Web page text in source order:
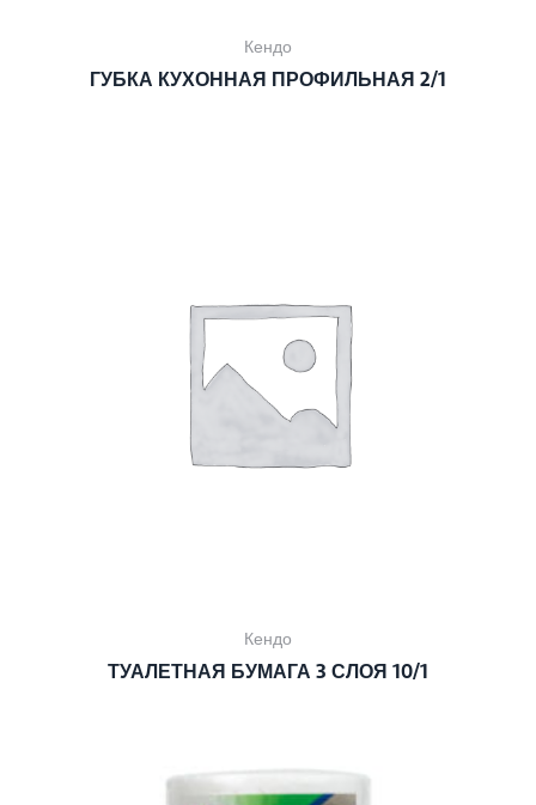
Кендо
ГУБКА КУХОННАЯ ПРОФИЛЬНАЯ 2/1
Кендо
ТУАЛЕТНАЯ БУМАГА 3 СЛОЯ 10/1